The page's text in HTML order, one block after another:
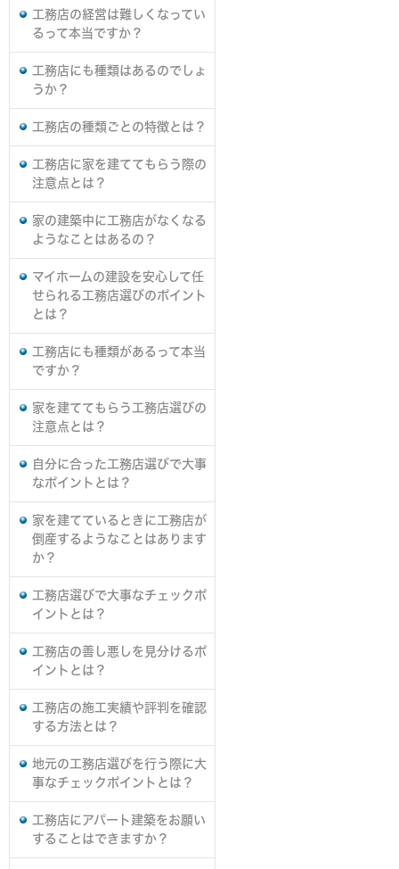
工務店の経営は難しくなってい
るって本当ですか？
工務店にも種類はあるのでしょ
うか？
工務店の種類ごとの特徴とは？
工務店に家を建ててもらう際の
注意点とは？
家の建築中に工務店がなくなる
ようなことはあるの？
マイホームの建設を安心して任
せられる工務店選びのポイント
とは？
工務店にも種類があるって本当
ですか？
家を建ててもらう工務店選びの
注意点とは？
自分に合った工務店選びで大事
なポイントとは？
家を建てているときに工務店が
倒産するようなことはあります
か？
工務店選びで大事なチェックポ
イントとは？
工務店の善し悪しを見分けるポ
イントとは？
工務店の施工実績や評判を確認
する方法とは？
地元の工務店選びを行う際に大
事なチェックポイントとは？
工務店にアパート建築をお願い
することはできますか？